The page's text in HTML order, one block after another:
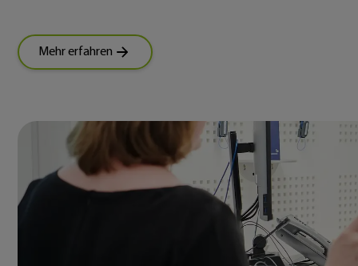
Mehr erfahren